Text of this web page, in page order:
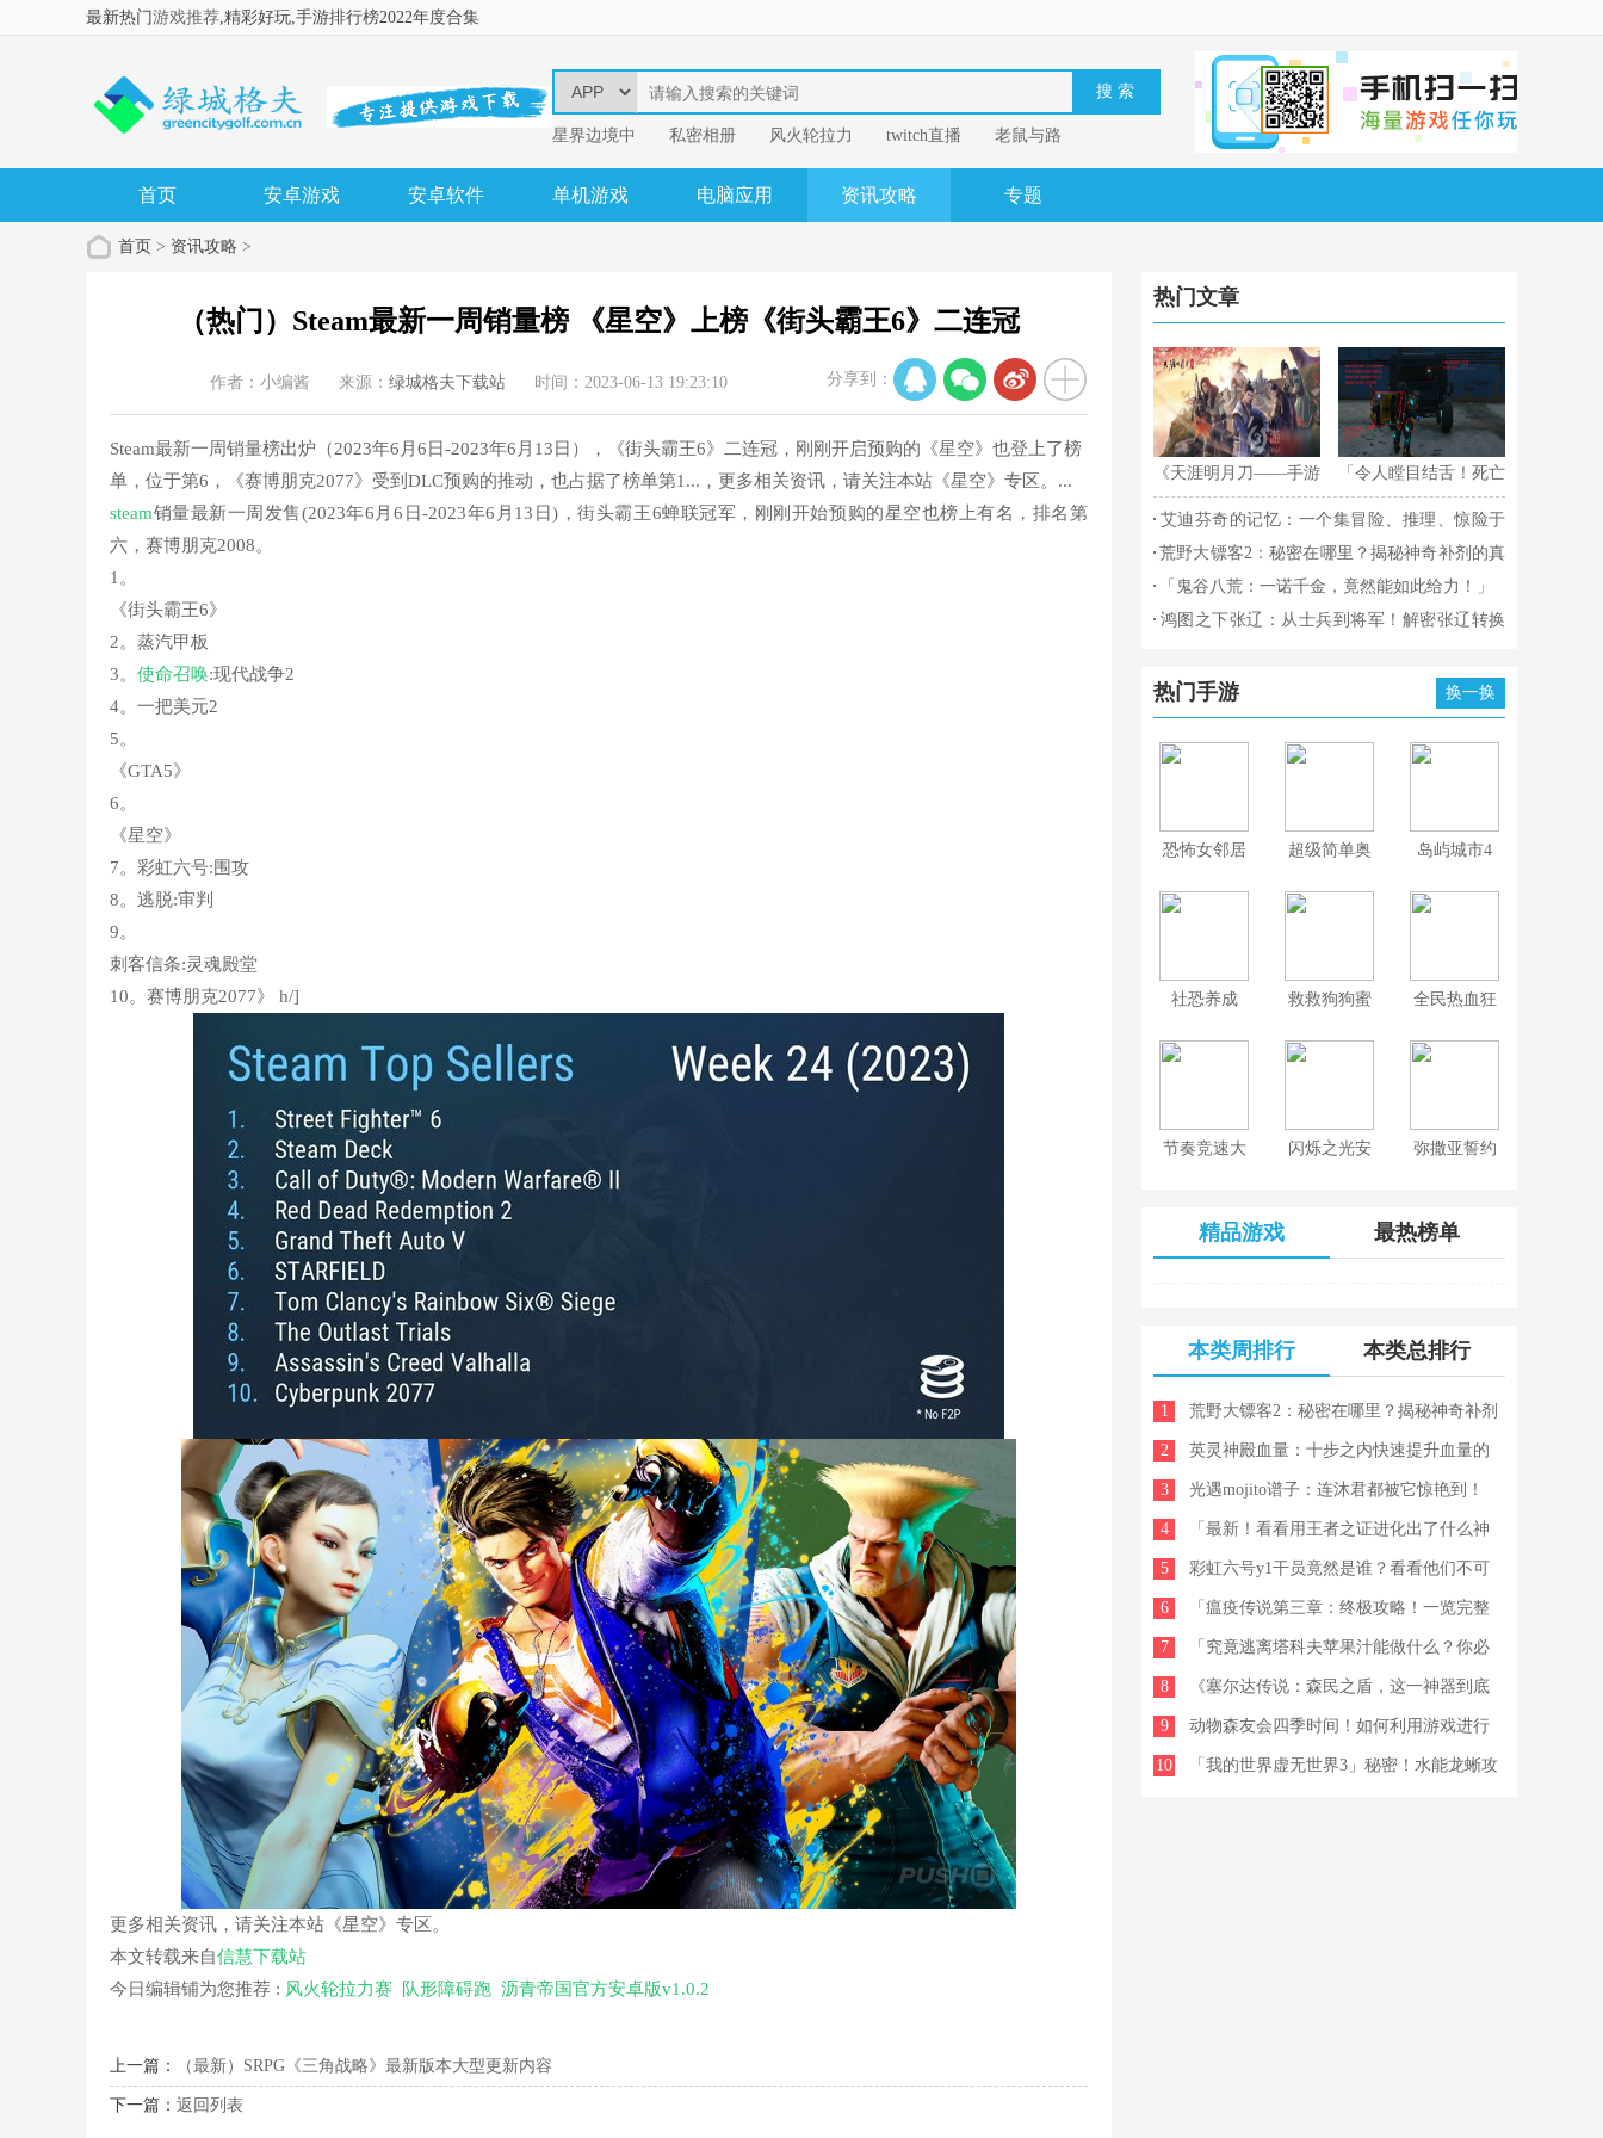
最新热门游戏推荐,精彩好玩,手游排行榜2022年度合集
星界边境中 ​私密相册 风火轮拉力 twitch直播
老鼠与路
易
我的英雄学
首页 安卓游戏 安卓软件 单机游戏 电脑应用 资讯攻略 专题
首页 > 资讯攻略 >
（热门）Steam最新一周销量榜 《星空》上榜《街头霸王6》二连冠
作者：小编酱 来源： 绿城格夫下载站 时间：2023-06-13 19:23:10
Steam最新一周销量榜出炉（2023年6月6日-2023年6月13日），《街头霸王6》二连冠，刚刚开启预购的《星空》也登上了榜
单，位于第6，《赛博朋克2077》受到DLC预购的推动，也占据了榜单第1...，更多相关资讯，请关注本站《星空》专区。...
steam销量最新一周发售(2023年6月6日-2023年6月13日)，街头霸王6蝉联冠军，刚刚开始预购的星空也榜上有名，排名第
六，赛博朋克2008。
1。
《街头霸王6》
2。蒸汽甲板
3。 使命召唤:现代战争2
4。一把美元2
5。
《GTA5》
6。
《星空》
7。彩虹六号:围攻
8。逃脱:审判
9。
刺客信条:灵魂殿堂
10。赛博朋克2077》 h/]
更多相关资讯，请关注本站《星空》专区。
本文转载来自信慧下载站
今日编辑铺为您推荐 : 风火轮拉力赛 队形障碍跑 沥青帝国官方安卓版v1.0.2
分享到：
上一篇： （最新）SRPG《三角战略》最新版本大型更新内容
下一篇： 返回列表
热门文章
《天涯明月刀——手游
神威论剑，怎样打？教
你一手驾驭！》
「令人瞠目结舌！死亡
搁浅卡车长途型3图纸
竟然被解锁！」
艾迪芬奇的记忆：一个集冒险、推理、惊险于
一身的游戏，完成全剧情的挑战！
荒野大镖客2：秘密在哪里？揭秘神奇补剂的真
正配方！
「鬼谷八荒：一诺千金，竟然能如此给力！」
鸿图之下张辽：从士兵到将军！解密张辽转换
热门手游 换一换
恐怖女邻居 超级简单奥
比
岛屿城市4
模拟人生大
社恐养成 救救狗狗蜜
蜂游戏
全民热血狂
飙
节奏竞速大 闪烁之光安 弥撒亚誓约
精品游戏 最热榜单
本类周排行 本类总排行
1 荒野大镖客2：秘密在哪里？揭秘神奇补剂
的真正配方！
2 英灵神殿血量：十步之内快速提升血量的
巧妙方法！
3 光遇mojito谱子：连沐君都被它惊艳到！
做出每一席光遇mojito谱子的步骤！
4 「最新！看看用王者之证进化出了什么神
奇宝贝」
5 彩虹六号y1干员竟然是谁？看看他们不可
思议的能力！Y6s1
6 「瘟疫传说第三章：终极攻略！一览完整
攻略图解！」
7 「究竟逃离塔科夫苹果汁能做什么？你必
须看看！一份完整的逃离塔科夫食物清
单」
8 《塞尔达传说：森民之盾，这一神器到底
该怎么入手？》
9 动物森友会四季时间！如何利用游戏进行
学习，玩出动物森友会的四季变化！
10 「我的世界虚无世界3」秘密！水能龙蜥攻